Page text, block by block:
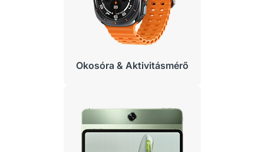
Okosóra & Aktivitásmérő